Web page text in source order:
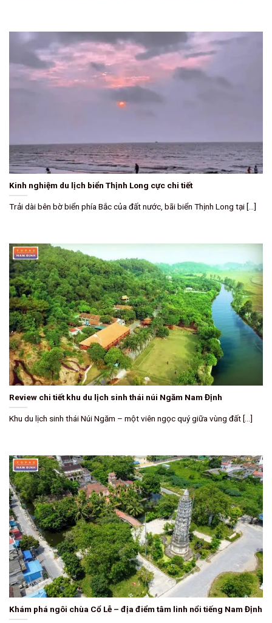
Kinh nghiệm du lịch biển Thịnh Long cực chi tiết
Trải dài bên bờ biển phía Bắc của đất nước, bãi biển Thịnh Long tại [...]
Review chi tiết khu du lịch sinh thái núi Ngăm Nam Định
Khu du lịch sinh thái Núi Ngăm – một viên ngọc quý giữa vùng đất [...]
Khám phá ngôi chùa Cổ Lễ – địa điểm tâm linh nổi tiếng Nam Định